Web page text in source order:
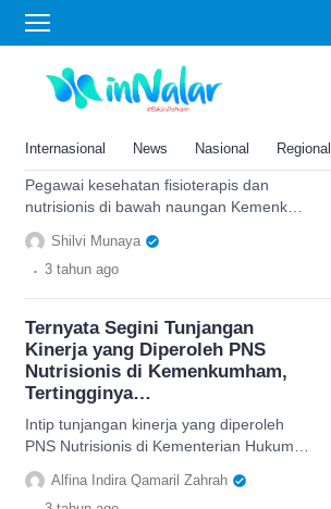
Internasional News Nasional Regional
Nutrisionis
Tiga Bulan Panen Rp26 Juta!
Tunjangan Kinerja Fisioterapis
Paling Rendah Berapa?
Pegawai kesehatan fisioterapis dan
nutrisionis di bawah naungan Kemenkes
dapat memanen tunjangan kinerja
hingga Rp26 juta, cek di sini.
Shilvi Munaya
. 3 tahun ago
Ternyata Segini Tunjangan
Kinerja yang Diperoleh PNS
Nutrisionis di Kemenkumham,
Tertingginya…
Intip tunjangan kinerja yang diperoleh
PNS Nutrisionis di Kementerian Hukum
dan HAM atau Kemenkumham, Berapa
tertingginya?
Alfina Indira Qamaril Zahrah